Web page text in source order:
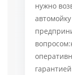
нужно